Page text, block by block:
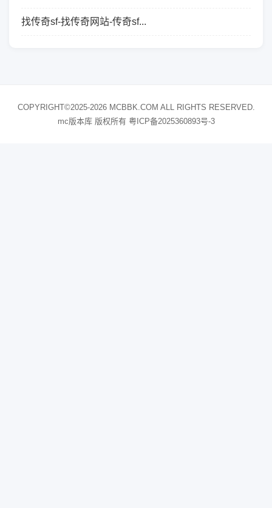
找传奇sf-找传奇网站-传奇sf...
COPYRIGHT©2025-2026 MCBBK.COM ALL RIGHTS RESERVED.
mc版本库 版权所有 粤ICP备2025360893号-3